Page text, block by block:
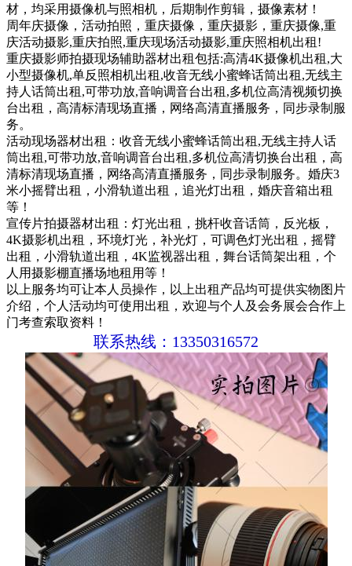
材，均采用摄像机与照相机，后期制作剪辑，摄像素材！
周年庆摄像，活动拍照，重庆摄像，重庆摄影，重庆摄像,重
庆活动摄影,重庆拍照,重庆现场活动摄影,重庆照相机出租!
重庆摄影师拍摄现场辅助器材出租包括:高清4K摄像机出租,大
小型摄像机,单反照相机出租,收音无线小蜜蜂话筒出租,无线主
持人话筒出租,可带功放,音响调音台出租,多机位高清视频切换
台出租，高清标清现场直播，网络高清直播服务，同步录制服
务。
活动现场器材出租：收音无线小蜜蜂话筒出租,无线主持人话
筒出租,可带功放,音响调音台出租,多机位高清切换台出租，高
清标清现场直播，网络高清直播服务，同步录制服务。婚庆3
米小摇臂出租，小滑轨道出租，追光灯出租，婚庆音箱出租
等！
宣传片拍摄器材出租：灯光出租，挑杆收音话筒，反光板，
4K摄影机出租，环境灯光，补光灯，可调色灯光出租，摇臂
出租，小滑轨道出租，4K监视器出租，舞台话筒架出租，个
人用摄影棚直播场地租用等！
以上服务均可让本人员操作，以上出租产品均可提供实物图片
介绍，个人活动均可使用出租，欢迎与个人及会务展会合作上
门考查索取资料！
联系热线：13350316572